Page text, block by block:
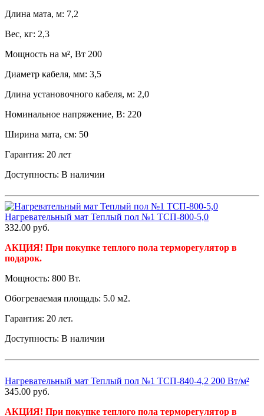
Длина мата, м: 7,2
Вес, кг: 2,3
Мощность на м², Вт 200
Диаметр кабеля, мм: 3,5
Длина установочного кабеля, м: 2,0
Номинальное напряжение, В: 220
Ширина мата, см: 50
Гарантия: 20 лет
Доступность: В наличии
Нагревательный мат Теплый пол №1 ТСП-800-5,0
332.00 руб.
АКЦИЯ! При покупке теплого пола терморегулятор в
подарок.
Мощность: 800 Вт.
Обогреваемая площадь: 5.0 м2.
Гарантия: 20 лет.
Доступность: В наличии
Нагревательный мат Теплый пол №1 ТСП-840-4,2 200 Вт/м²
345.00 руб.
АКЦИЯ! При покупке теплого пола терморегулятор в